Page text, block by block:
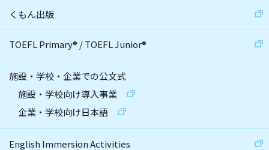
くもん出版
TOEFL Primary® /TOEFL Junior®
施設・学校・企業での公文式
施設・学校向け導入事業
企業・学校向け日本語
English Immersion Activities